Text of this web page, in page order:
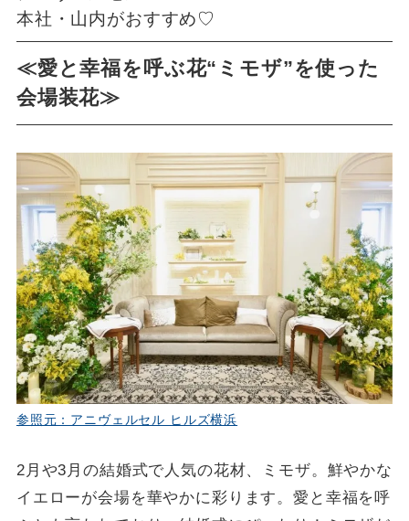
本社・山内がおすすめ♡
≪愛と幸福を呼ぶ花“ミモザ”を使った
会場装花≫
参照元：アニヴェルセル ヒルズ横浜
2月や3月の結婚式で人気の花材、ミモザ。鮮やかな
イエローが会場を華やかに彩ります。愛と幸福を呼